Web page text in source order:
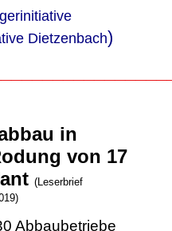
Dietzenbach)
in
von 17
(Leserbrief
Abbaubetriebe